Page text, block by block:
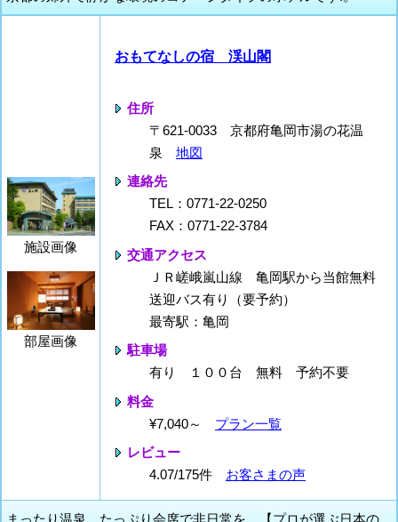
施設画像
部屋画像
おもてなしの宿 渓山閣
住所
〒621-0033 京都府亀岡市湯の花温
泉 地図
連絡先
TEL：0771-22-0250
FAX：0771-22-3784
交通アクセス
ＪＲ嵯峨嵐山線 亀岡駅から当館無料
送迎バス有り（要予約）
最寄駅：亀岡
駐車場
有り １００台 無料 予約不要
料金
¥7,040～ プラン一覧
レビュー
4.07/175件 お客さまの声
まったり温泉、たっぷり会席で非日常を。【プロが選ぶ日本の